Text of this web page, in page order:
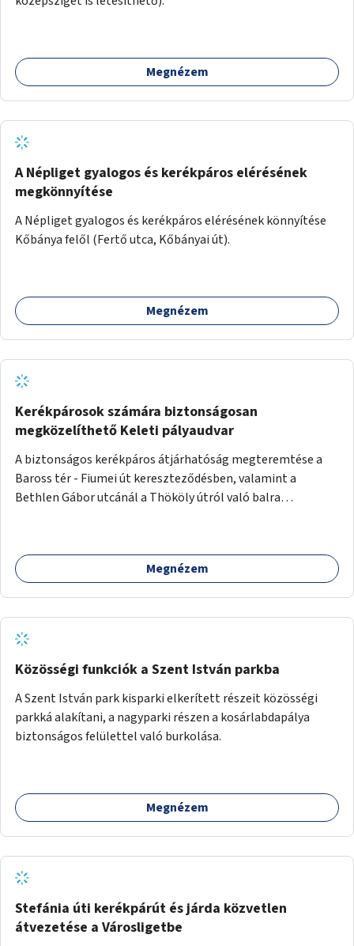
Megnézem
A Népliget gyalogos és kerékpáros elérésének
megkönnyítése
A Népliget gyalogos és kerékpáros elérésének könnyítése
Kőbánya felől (Fertő utca, Kőbányai út).
Megnézem
Kerékpárosok számára biztonságosan
megközelíthető Keleti pályaudvar
A biztonságos kerékpáros átjárhatóság megteremtése a
Baross tér - Fiumei út kereszteződésben, valamint a
Bethlen Gábor utcánál a Thököly útról való balra
Megnézem
Közösségi funkciók a Szent István parkba
A Szent István park kisparki elkerített részeit közösségi
parkká alakítani, a nagyparki részen a kosárlabdapálya
biztonságos felülettel való burkolása.
Megnézem
Stefánia úti kerékpárút és járda közvetlen
átvezetése a Városligetbe